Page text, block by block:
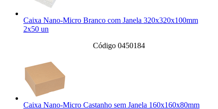
Caixa Nano-Micro Branco com Janela 320x320x100mm
2x50 un
Código 0450184
Caixa Nano-Micro Castanho sem Janela 160x160x80mm